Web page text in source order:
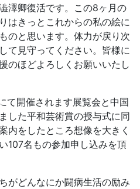
澤卿復活です。この8ヶ月の
はきっとこれからの私の絵に
のと思います。体力が戻り次
て見守ってください。皆様に
のほどよろしくお願いいたし
て開催されます展覧会と中国
した平和芸術賞の授与式に同
内をしたところ想像を大きく
107名もの参加申し込みを頂
がどんなにか闘病生活の励み